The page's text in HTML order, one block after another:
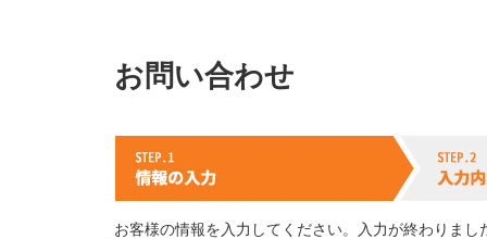
お問い合わせ
お客様の情報を入力してください。入力が終わりま